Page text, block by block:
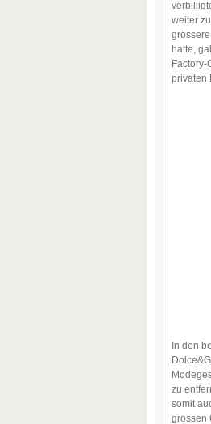
weiter
hatte,
privaten
In den
zu
somit
grossen